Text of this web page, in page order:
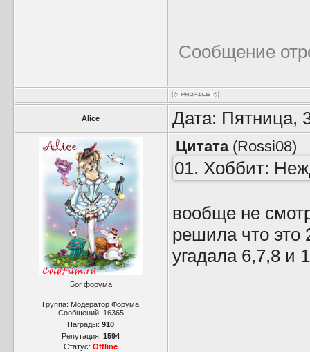
Сообщение
Alice Дата: Пятница,
Бог форума
Группа: Модератор Форума
Сообщений: 16365
Награды: 910
Репутация: 1594
Статус: Offline
Цитата(Rossi08)
01. Хоббит:
вообще не
решила что это
угадала 6,7,8 и